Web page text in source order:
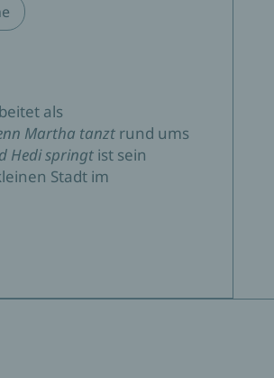
als
Martha tanzt rund ums
Hedi springt ist sein
Stadt im